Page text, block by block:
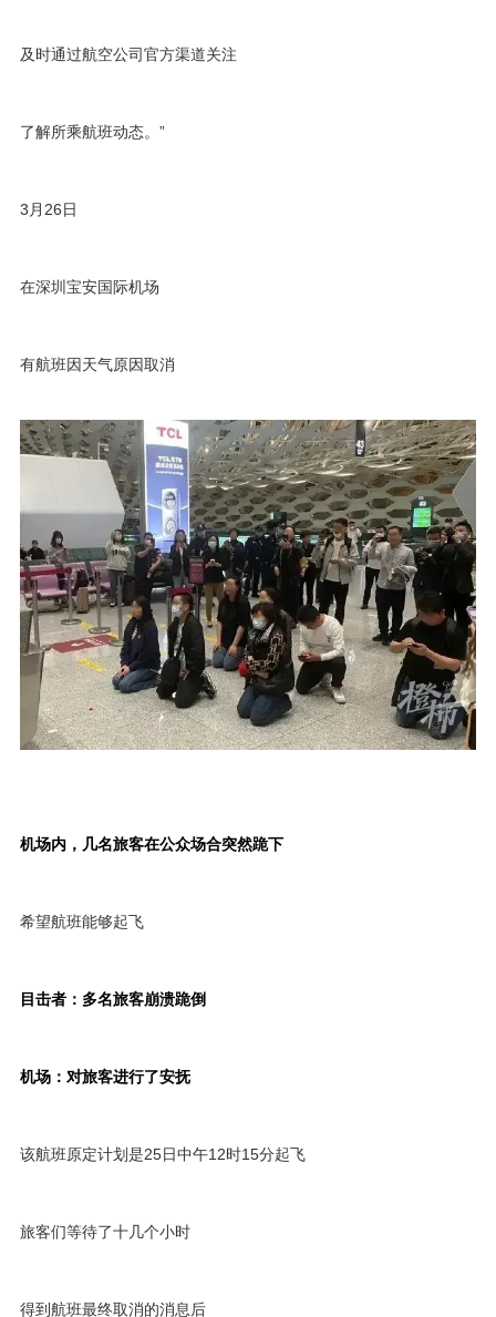
及时通过航空公司官方渠道关注
了解所乘航班动态。”
3月26日
在深圳宝安国际机场
有航班因天气原因取消
机场内，几名旅客在公众场合突然跪下
希望航班能够起飞
目击者：多名旅客崩溃跪倒
机场：对旅客进行了安抚
该航班原定计划是25日中午12时15分起飞
旅客们等待了十几个小时
得到航班最终取消的消息后